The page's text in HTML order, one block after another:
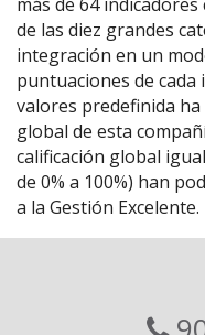
de las diez grandes
integración en un
puntuaciones de cada
valores predefinida
global de esta
calificación global
de 0% a 100%) han
a la Gestión Excelente.